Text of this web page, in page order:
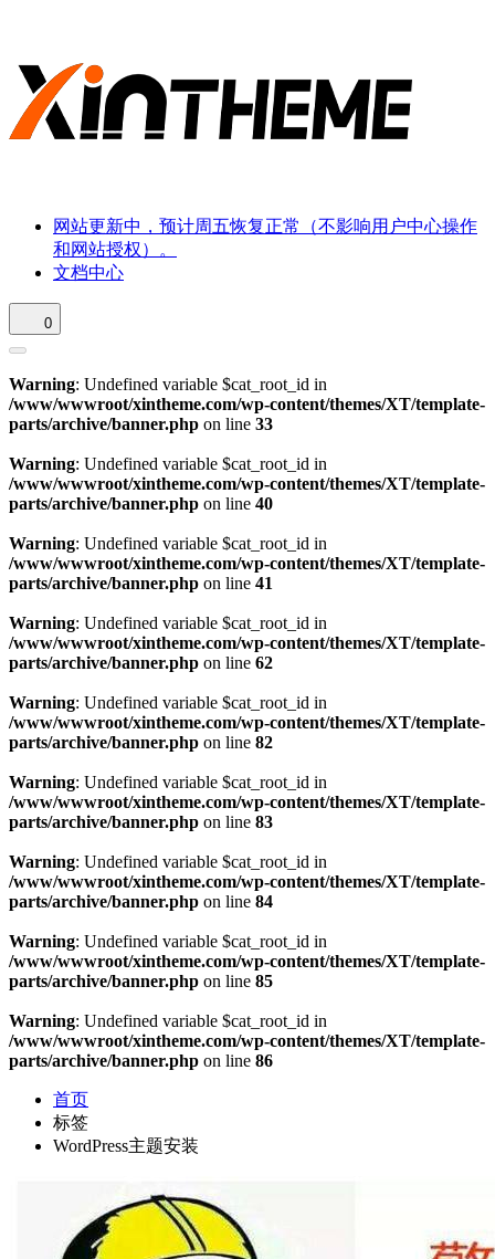
网站更新中，预计周五恢复正常（不影响用户中心操作
和网站授权）。
文档中心
0
Warning: Undefined variable $cat_root_id in
/www/wwwroot/xintheme.com/wp-content/themes/XT/template-
parts/archive/banner.php on line 33
Warning: Undefined variable $cat_root_id in
/www/wwwroot/xintheme.com/wp-content/themes/XT/template-
parts/archive/banner.php on line 40
Warning: Undefined variable $cat_root_id in
/www/wwwroot/xintheme.com/wp-content/themes/XT/template-
parts/archive/banner.php on line 41
Warning: Undefined variable $cat_root_id in
/www/wwwroot/xintheme.com/wp-content/themes/XT/template-
parts/archive/banner.php on line 62
Warning: Undefined variable $cat_root_id in
/www/wwwroot/xintheme.com/wp-content/themes/XT/template-
parts/archive/banner.php on line 82
Warning: Undefined variable $cat_root_id in
/www/wwwroot/xintheme.com/wp-content/themes/XT/template-
parts/archive/banner.php on line 83
Warning: Undefined variable $cat_root_id in
/www/wwwroot/xintheme.com/wp-content/themes/XT/template-
parts/archive/banner.php on line 84
Warning: Undefined variable $cat_root_id in
/www/wwwroot/xintheme.com/wp-content/themes/XT/template-
parts/archive/banner.php on line 85
Warning: Undefined variable $cat_root_id in
/www/wwwroot/xintheme.com/wp-content/themes/XT/template-
parts/archive/banner.php on line 86
首页
标签
WordPress主题安装